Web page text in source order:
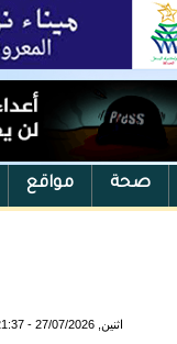
صحة مواقع
اثنين, 27/07/2026 - 21:37